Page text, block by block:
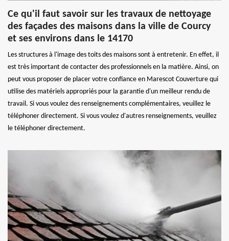
Ce qu'il faut savoir sur les travaux de nettoyage
des façades des maisons dans la ville de Courcy
et ses environs dans le 14170
Les structures à l'image des toits des maisons sont à entretenir. En effet, il
est très important de contacter des professionnels en la matière. Ainsi, on
peut vous proposer de placer votre confiance en Marescot Couverture qui
utilise des matériels appropriés pour la garantie d'un meilleur rendu de
travail. Si vous voulez des renseignements complémentaires, veuillez le
téléphoner directement. Si vous voulez d'autres renseignements, veuillez
le téléphoner directement.